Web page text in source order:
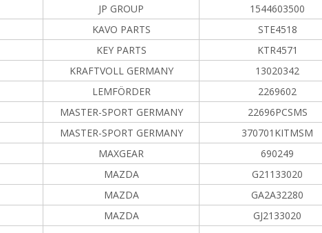
JP GROUP
1544603500
KAVO PARTS
STE4518
KEY PARTS
KTR4571
KRAFTVOLL GERMANY
13020342
LEMFÖRDER
2269602
MASTER-SPORT GERMANY
22696PCSMS
MASTER-SPORT GERMANY
370701KITMSM
MAXGEAR
690249
MAZDA
G21133020
MAZDA
GA2A32280
MAZDA
GJ2133020